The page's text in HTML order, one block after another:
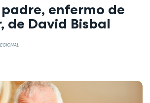
enfermo de
de David Bisbal